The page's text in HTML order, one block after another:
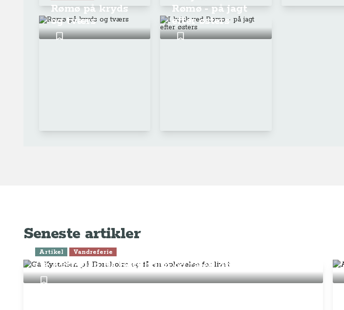
Rømø på kryds
og tværs
Rømø - på jagt
efter østers
Seneste artikler
Artikel Vandreferie
Gå Kyststien på Bornholm og få en oplevelse for livet